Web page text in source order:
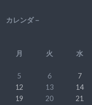
カレンダ－
月
火 水
5
6 7
12
13 14
19
20 21